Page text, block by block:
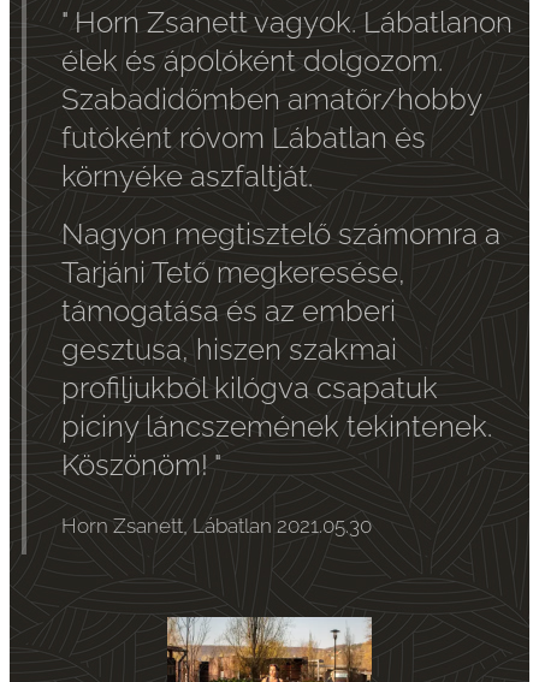
" Horn Zsanett vagyok. Lábatlanon
élek és ápolóként dolgozom.
Szabadidőmben amatőr/hobby
futóként róvom Lábatlan és
környéke aszfaltját.
Nagyon megtisztelő számomra a
Tarjáni Tető megkeresése,
támogatása és az emberi
gesztusa, hiszen szakmai
profiljukból kilógva csapatuk
piciny láncszemének tekintenek.
Köszönöm! "
Horn Zsanett, Lábatlan 2021.05.30